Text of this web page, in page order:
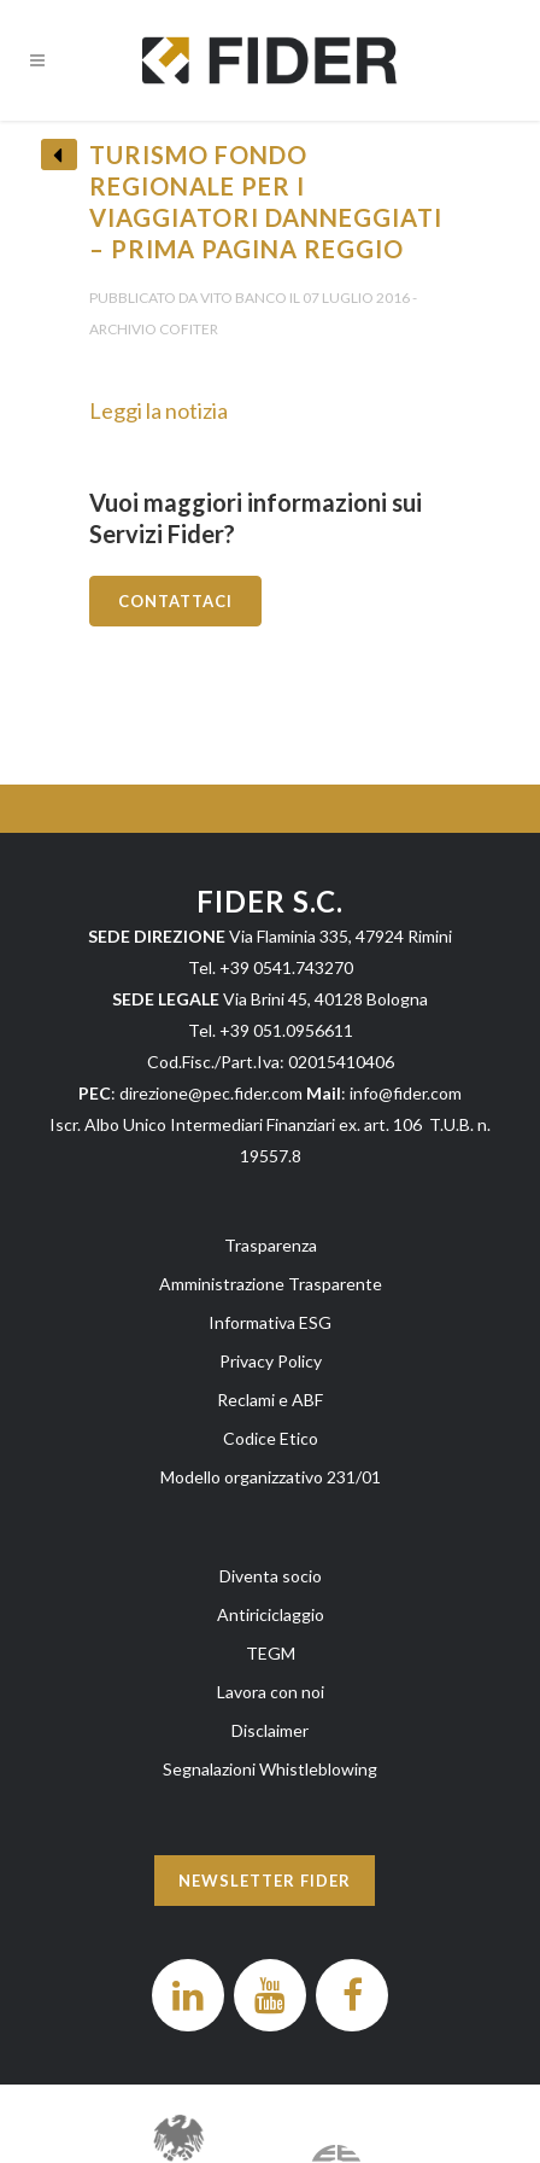
TURISMO FONDO
REGIONALE PER I
VIAGGIATORI DANNEGGIATI
– PRIMA PAGINA REGGIO
PUBBLICATO DA VITO BANCO IL 07 LUGLIO 2016 -
ARCHIVIO COFITER
Leggi la notizia
Vuoi maggiori informazioni sui
Servizi Fider?
CONTATTACI
FIDER S.C.
SEDE DIREZIONEVia Flaminia 335, 47924 Rimini
Tel. +39 0541.743270
SEDE LEGALEVia Brini 45, 40128 Bologna
Tel. +39 051.0956611
Cod.Fisc./Part.Iva: 02015410406
PEC: direzione@pec.fider.com Mail: info@fider.com
Iscr. Albo Unico Intermediari Finanziari ex. art. 106 T.U.B. n.
19557.8
Trasparenza
Amministrazione Trasparente
Informativa ESG
Privacy Policy
Reclami e ABF
Codice Etico
Modello organizzativo 231/01
Diventa socio
Antiriciclaggio
TEGM
Lavora con noi
Disclaimer
Segnalazioni Whistleblowing
NEWSLETTER FIDER